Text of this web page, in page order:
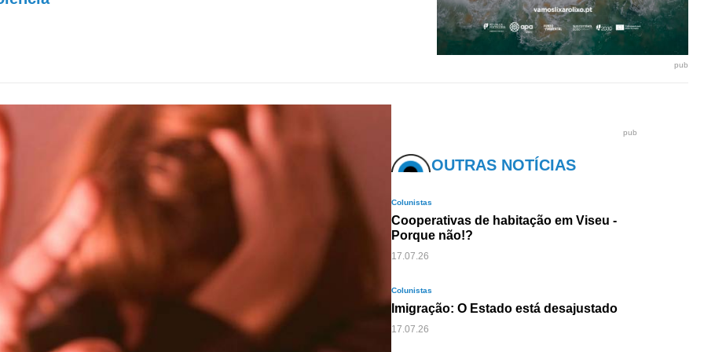
pub
pub
OUTRAS NOTÍCIAS
Colunistas
Cooperativas de habitação em Viseu -
Porque não!?
17.07.26
Colunistas
Imigração: O Estado está desajustado
17.07.26